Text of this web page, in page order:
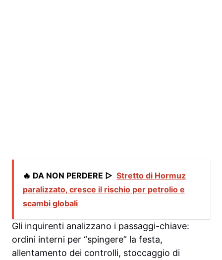
🔥 DA NON PERDERE ▷ Stretto di Hormuz
paralizzato, cresce il rischio per petrolio e
scambi globali
Gli inquirenti analizzano i passaggi-chiave:
ordini interni per “spingere” la festa,
allentamento dei controlli, stoccaggio di